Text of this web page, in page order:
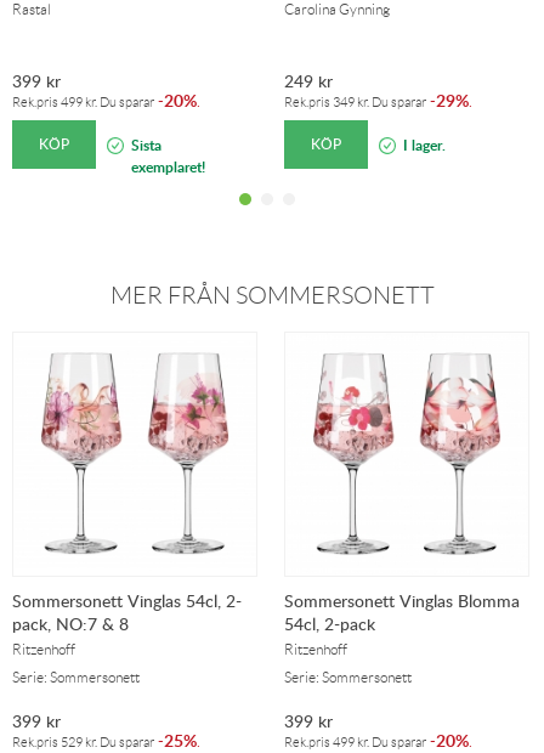
Rastal
399 kr
Rek.pris 499 kr. Du sparar -20%
KÖP
Sista
exemplaret!
Carolina Gynning
249 kr
Rek.pris 349 kr. Du sparar -29%
KÖP I lager.
MER FRÅN SOMMERSONETT
Sommersonett Vinglas 54cl, 2-
pack, NO:7 & 8
Ritzenhoff
Serie: Sommersonett
399 kr
Rek.pris 529 kr. Du sparar -25%
Sommersonett Vinglas Blomma
54cl, 2-pack
Ritzenhoff
Serie: Sommersonett
399 kr
Rek.pris 499 kr. Du sparar -20%